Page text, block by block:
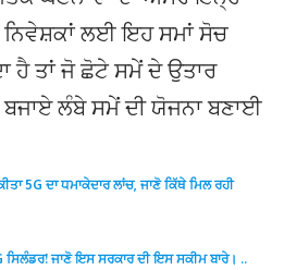
ਲਈ ਇਹ ਸਮਾਂ ਸੋਚ
ਹੈ ਤਾਂ ਜੋ ਛੋਟੇ ਸਮੇਂ ਦੇ ਉਤਾਰ
ਲੰਬੇ ਸਮੇਂ ਦੀ ਯੋਜਨਾ ਬਣਾਈ
5G ਦਾ ਧਮਾਕੇਦਾਰ ਲਾਂਚ, ਜਾਣੋ ਕਿੱਥੇ ਮਿਲ ਰਹੀ
ਸਿਲੰਡਰ! ਜਾਣੋ ਇਸ ਸਰਕਾਰ ਦੀ ਇਸ ਸਕੀਮ ਬਾਰੇ। ..